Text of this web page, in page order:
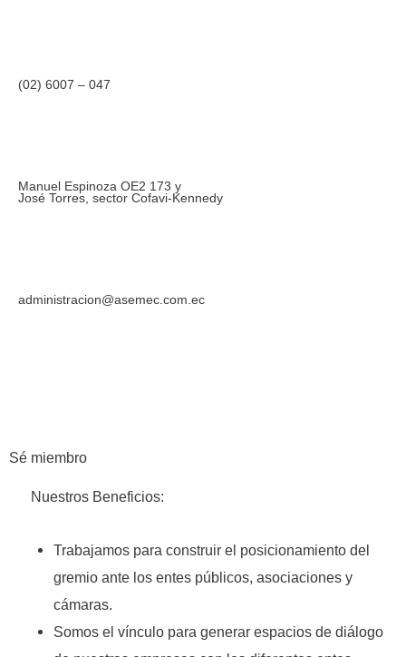
(02) 6007 – 047
Manuel Espinoza OE2 173 y
José Torres, sector Cofavi-Kennedy
administracion@asemec.com.ec
Sé miembro
Nuestros Beneficios:
Trabajamos para construir el posicionamiento del
gremio ante los entes públicos, asociaciones y
cámaras.
Somos el vínculo para generar espacios de diálogo